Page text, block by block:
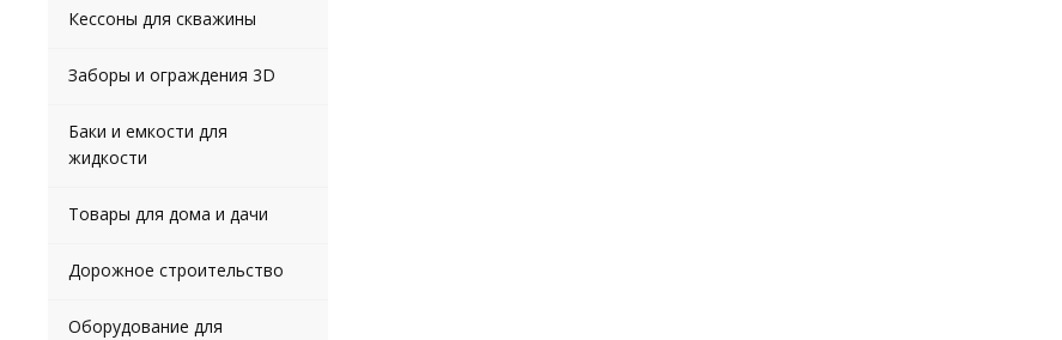
Кессоны для скважины
Заборы и ограждения 3D
Баки и емкости для
жидкости
Товары для дома и дачи
Дорожное строительство
Оборудование для